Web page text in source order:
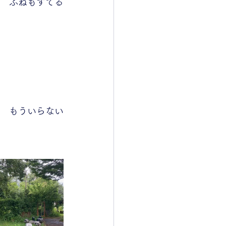
ふねもすてる
もういらない